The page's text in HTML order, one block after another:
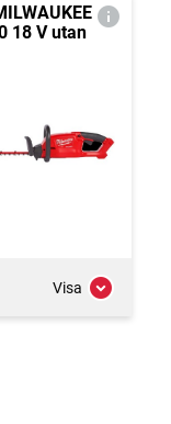
18 V utan
Visa